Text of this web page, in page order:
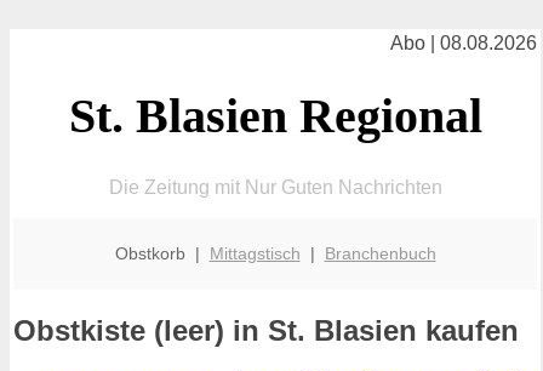
Abo | 08.08.2026
St. Blasien Regional
Die Zeitung mit Nur Guten Nachrichten
Obstkorb | Mittagstisch | Branchenbuch
Obstkiste (leer) in St. Blasien kaufen